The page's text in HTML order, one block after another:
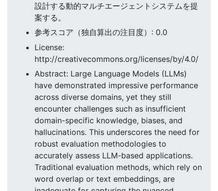
設計する動的マルチエージェントシステムを提
案する。
参考スコア（独自算出の注目度）: 0.0
License:
http://creativecommons.org/licenses/by/4.0/
Abstract: Large Language Models (LLMs)
have demonstrated impressive performance
across diverse domains, yet they still
encounter challenges such as insufficient
domain-specific knowledge, biases, and
hallucinations. This underscores the need for
robust evaluation methodologies to
accurately assess LLM-based applications.
Traditional evaluation methods, which rely on
word overlap or text embeddings, are